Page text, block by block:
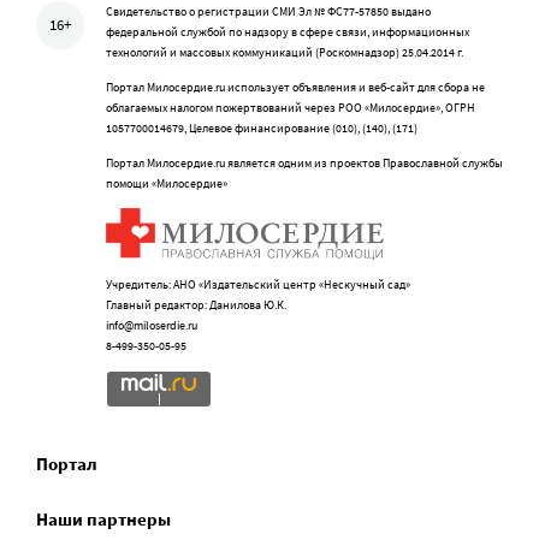
16+
Свидетельство о регистрации СМИ Эл № ФС77-57850 выдано
федеральной службой по надзору в сфере связи, информационных
технологий и массовых коммуникаций (Роскомнадзор) 25.04.2014 г.
Портал Милосердие.ru использует объявления и веб-сайт для сбора не
облагаемых налогом пожертвований через РОО «Милосердие», ОГРН
1057700014679, Целевое финансирование (010), (140), (171)
Портал Милосердие.ru является одним из проектов Православной службы
помощи «Милосердие»
Учредитель: АНО «Издательский центр «Нескучный сад»
Главный редактор: Данилова Ю.К.
info@miloserdie.ru
8-499-350-05-95
Портал
Наши партнеры